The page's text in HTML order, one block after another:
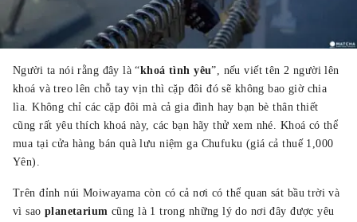
Người ta nói rằng đây là “khoá tình yêu”, nếu viết tên 2 người lên
khoá và treo lên chỗ tay vịn thì cặp đôi đó sẽ không bao giờ chia
lìa. Không chỉ các cặp đôi mà cả gia đình hay bạn bè thân thiết
cũng rất yêu thích khoá này, các bạn hãy thử xem nhé. Khoá có thể
mua tại cửa hàng bán quà lưu niệm ga Chufuku (giá cả thuế 1,000
Yên).
Trên đỉnh núi Moiwayama còn có cả nơi có thể quan sát bầu trời và
vì sao planetarium cũng là 1 trong những lý do nơi đây được yêu